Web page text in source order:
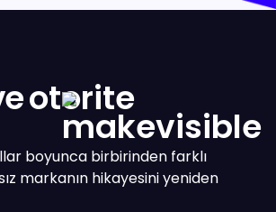
otorite
boyunca birbirinden farklı
markanın hikayesini yeniden